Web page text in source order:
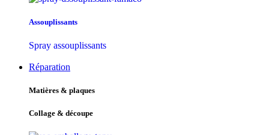
Assouplissants
Spray assouplissants
Réparation
Matières & plaques
Collage & découpe